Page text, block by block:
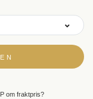
om fraktpris?